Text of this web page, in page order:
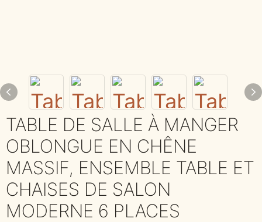
TABLE DE SALLE À MANGER
OBLONGUE EN CHÊNE
MASSIF, ENSEMBLE TABLE ET
CHAISES DE SALON
MODERNE 6 PLACES